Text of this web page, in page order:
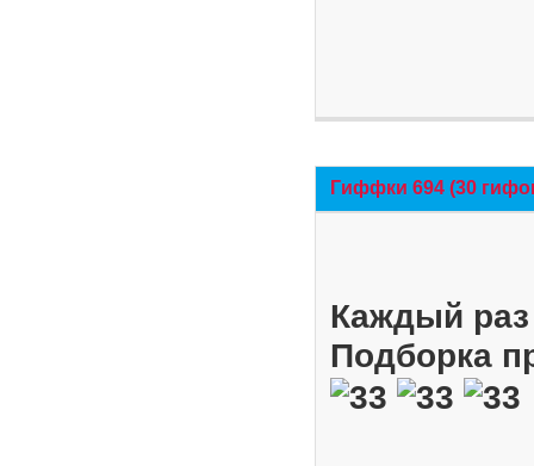
Гиффки 694 (30
Каждый
Подборка